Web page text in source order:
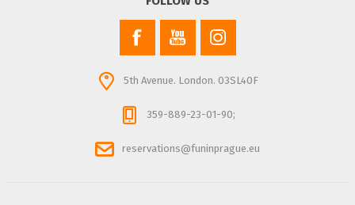
5th Avenue. London. 03SL40F
359-889-23-01-90;
reservations@funinprague.eu